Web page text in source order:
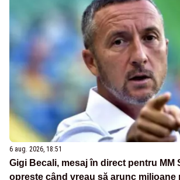
6 aug. 2026, 18:51
Gigi Becali, mesaj în direct pentru MM
oprește când vreau să arunc milioane